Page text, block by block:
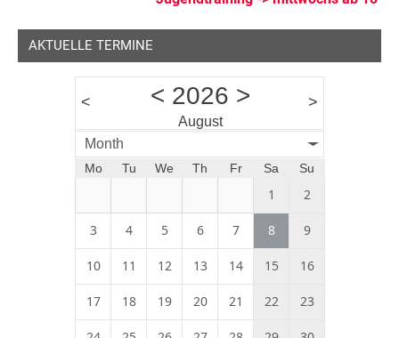
AKTUELLE TERMINE
< < 2026 >
August
>
Month
Mo Tu We Th Fr Sa Su
1 2
3 4 5 6 7 8 9
10 11 12 13 14 15 16
17 18 19 20 21 22 23